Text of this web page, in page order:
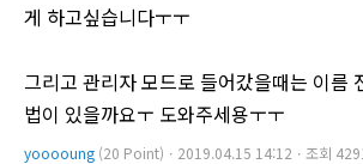
게 하고싶습니다ㅜㅜ
그리고 관리자 모드로 들어갔을때는 이름
법이 있을까요ㅜ 도와주세용ㅜㅜ
yooooung (20 Point)ㆍ2019.04.15 14:12ㆍ조회